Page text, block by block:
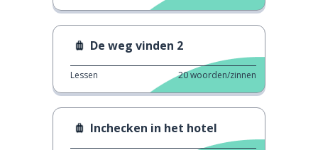
De weg vinden 2
Lessen 20woorden/zinnen
Inchecken in het hotel